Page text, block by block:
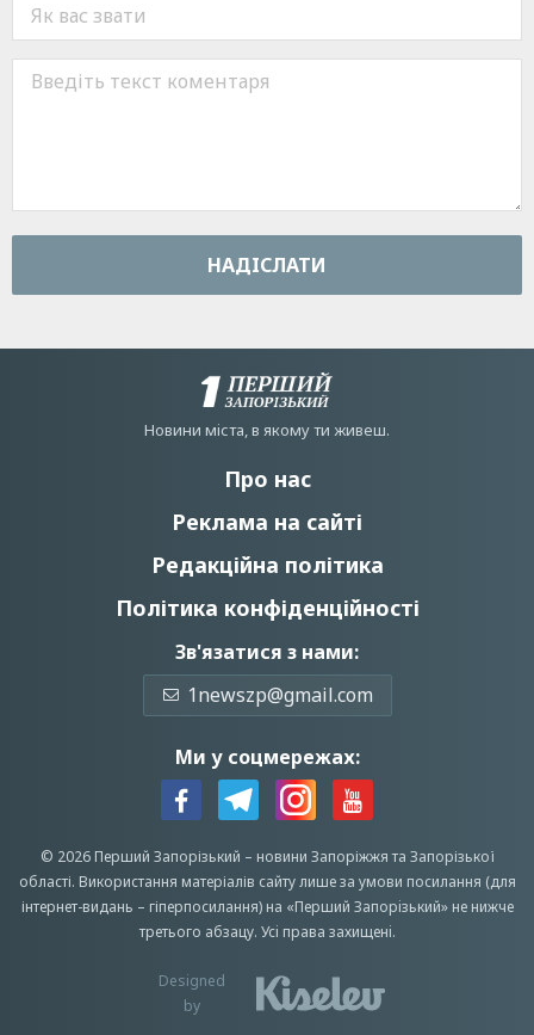
НАДIСЛАТИ
Новини мiста, в якому ти живеш.
Про нас
Реклама на сайті
Редакційна політика
Політика конфіденційності
Зв'язатися з нами:
1newszp@gmail.com
Ми у соцмережах:
© 2026 Перший Запорізький – новини Запоріжжята Запорізької
області. Використання матеріалів сайту лише за умови посилання (для
інтернет-видань – гіперпосилання) на «Перший Запорiзький» не нижче
третього абзацу. Усi права захищенi.
Designed
by